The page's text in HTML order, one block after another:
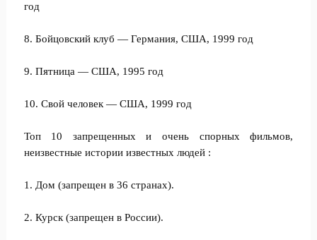
год
8. Бойцовский клуб — Германия, США, 1999 год
9. Пятница — США, 1995 год
10. Свой человек — США, 1999 год
Топ 10 запрещенных и очень спорных фильмов,
неизвестные истории известных людей :
1. Дом (запрещен в 36 странах).
2. Курск (запрещен в России).